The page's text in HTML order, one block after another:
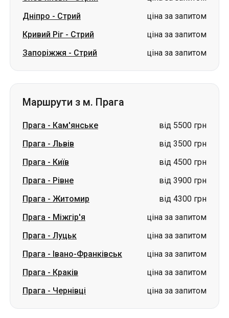
Дніпро - Стрий
ціна за запитом
Кривий Ріг - Стрий
ціна за запитом
Запоріжжя - Стрий ціна за запитом
Маршрути з м. Прага
Прага - Кам'янське
від 5500 грн
Прага - Львів
від 3500 грн
Прага - Київ
від 4500 грн
Прага - Рівне
від 3900 грн
Прага - Житомир
від 4300 грн
Прага - Міжгір'я
ціна за запитом
Прага - Луцьк
ціна за запитом
Прага - Івано-Франківськ
ціна за запитом
Прага - Краків
ціна за запитом
Прага - Чернівці ціна за запитом